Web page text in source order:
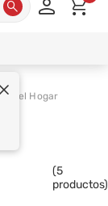
del Hogar
(5
productos)